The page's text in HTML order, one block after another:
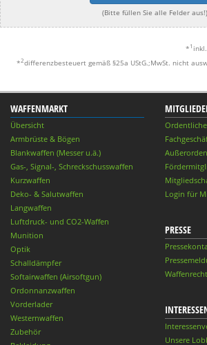
(Bitte füllen Sie alle Felder aus!)
* 1
*2differenzbesteuert gemäß §25a UStG.;MwSt. nicht
WAFFENMARKT
Übersicht
Armbrüste & Bögen
Blankwaffen (Messer u.ä.)
Gas-, Signal-, Schreckschusswaffen
Kurzwaffen
Deko- & Salutwaffen
Langwaffen
Luftdruck- und CO2-Waffen
Munition
Optik
Schalldämpfer
Softairwaffen (Airsoftgun)
Ordonnanzwaffen
Vorderlader
Westernwaffen
Zubehör
Login für
PRESSE
Unsere